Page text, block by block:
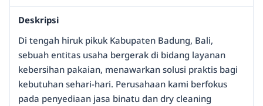
Deskripsi
Di tengah hiruk pikuk Kabupaten Badung, Bali,
sebuah entitas usaha bergerak di bidang layanan
kebersihan pakaian, menawarkan solusi praktis bagi
kebutuhan sehari-hari. Perusahaan kami berfokus
pada penyediaan jasa binatu dan dry cleaning